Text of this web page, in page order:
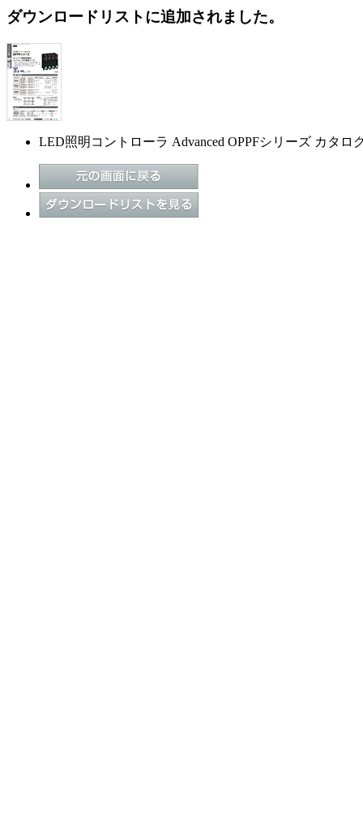
ダウンロードリストに追加されました。
LED照明コントローラ Advanced OPPFシリーズ カタロ